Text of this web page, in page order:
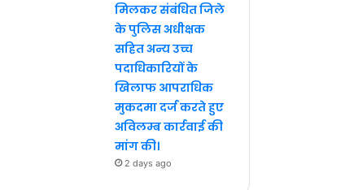
मिलकर संबंधित जिले
के पुलिस अधीक्षक
सहित अन्य उच्च
पदाधिकारियों के
खिलाफ आपराधिक
मुकदमा दर्ज करते हुए
अविलम्ब कार्रवाई की
मांग की।
2 days ago